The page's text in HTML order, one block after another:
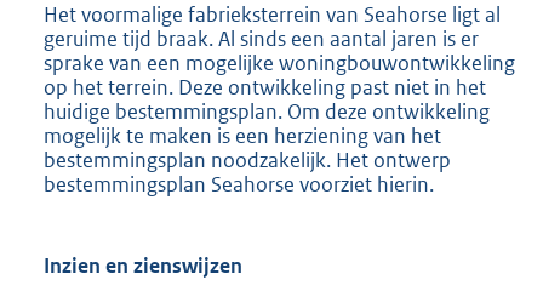
Het voormalige fabrieksterrein van Seahorse ligt al
geruime tijd braak. Al sinds een aantal jaren is er
sprake van een mogelijke woningbouwontwikkeling
op het terrein. Deze ontwikkeling past niet in het
huidige bestemmingsplan. Om deze ontwikkeling
mogelijk te maken is een herziening van het
bestemmingsplan noodzakelijk. Het ontwerp
bestemmingsplan Seahorse voorziet hierin.
Inzien en zienswijzen